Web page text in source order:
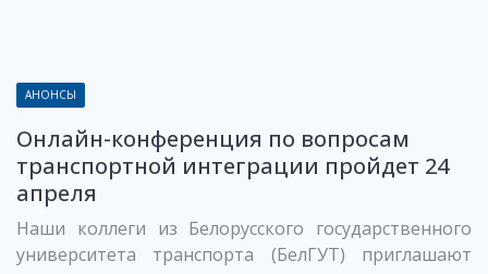
АНОНСЫ
Онлайн-конференция по вопросам
транспортной интеграции пройдет 24
апреля
Наши коллеги из Белорусского государственного
университета транспорта (БелГУТ) приглашают